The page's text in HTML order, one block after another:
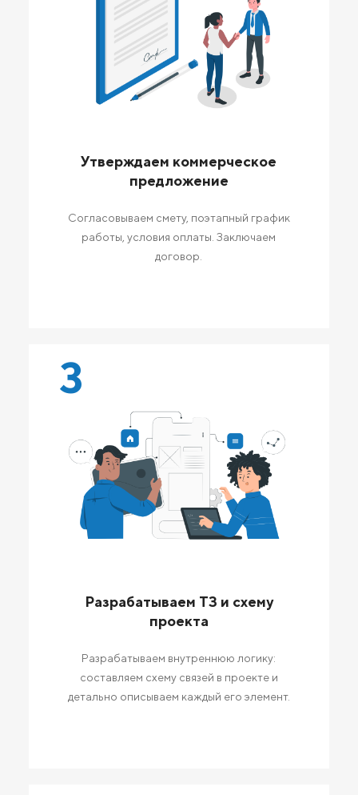
Утверждаем коммерческое
предложение
Согласовываем смету, поэтапный график
работы, условия оплаты. Заключаем
договор.
3
Разрабатываем ТЗ и схему
проекта
Разрабатываем внутреннюю логику:
составляем схему связей в проекте и
детально описываем каждый его элемент.